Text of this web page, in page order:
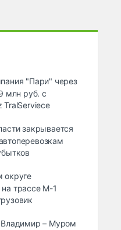
"Пари" через
млн руб. с
TralServiece
закрывается
округе
трассе М-1
Владимир – Муром